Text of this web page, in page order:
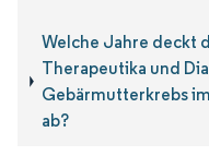
Welche Jahre deckt
Therapeutika und
Gebärmutterkrebs
ab?